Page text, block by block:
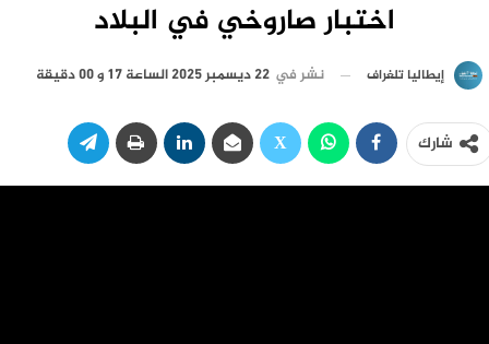
اختبار صاروخي في البلاد
إيطاليا تلغراف نشر في 22 ديسمبر 2025 الساعة 17 و 00 دقيقة
شارك